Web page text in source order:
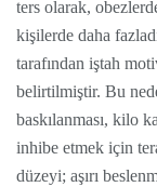
ters olarak,
kişilerde daha
tarafından iştah
belirtilmiştir. Bu
baskılanması, kilo
inhibe etmek için
düzeyi; aşırı